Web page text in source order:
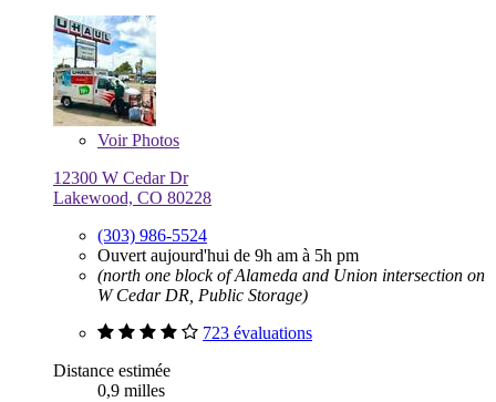
VoirPhotos
12300 W Cedar Dr
Lakewood, CO 80228
(303) 986-5524
Ouvert aujourd'hui de 9h am à 5h pm
(north one block of Alameda and Union intersection on
W Cedar DR, Public Storage)
723 évaluations
Distance estimée
0,9 milles